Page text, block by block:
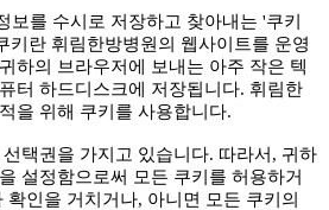
보를 수시로 저장하고 찾아내는 '쿠키
키란 휘림한방병원의 웹사이트를 운영
하의 브라우저에 보내는 아주 작은 텍
터 하드디스크에 저장됩니다. 휘림한
을 위해 쿠키를 사용합니다.
택권을 가지고 있습니다. 따라서, 귀하
설정함으로써 모든 쿠키를 허용하거
확인을 거치거나, 아니면 모든 쿠키의